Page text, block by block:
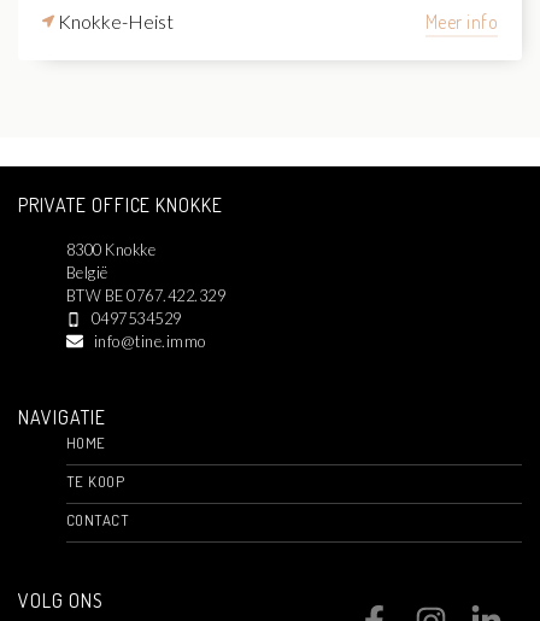
Knokke-Heist Meer info
PRIVATE OFFICE KNOKKE
8300 Knokke
België
BTW BE 0767.422.329
0497534529
info@tine.immo
NAVIGATIE
HOME
TE KOOP
CONTACT
VOLG ONS